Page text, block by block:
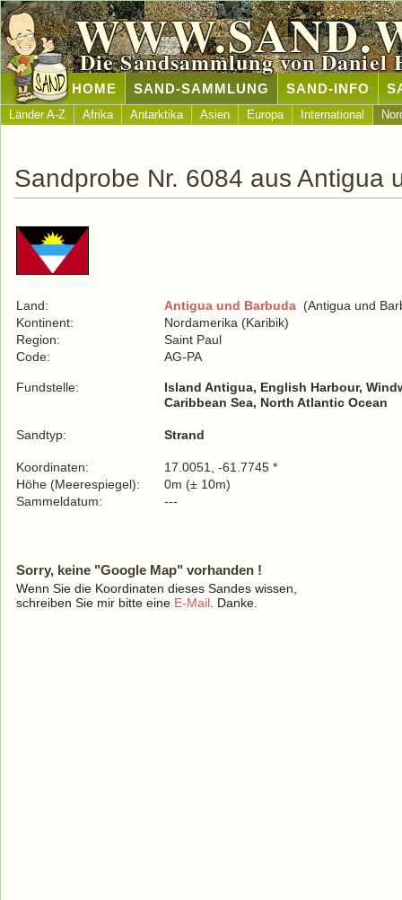
Die Sandsammlung von Daniel
HOME SAND-SAMMLUNG SAND-INFO
Länder A-Z Afrika Antarktika Asien Europa International
Sandprobe Nr. 6084 aus Antigua
Land: Antigua und Barbuda (Antigua und
Kontinent:
Nordamerika (Karibik)
Region:
Saint Paul
Code:
AG-PA
Fundstelle:
Island Antigua, English Harbour,
Caribbean Sea, North Atlantic Ocean
Sandtyp: Strand
Koordinaten:
17.0051, -61.7745 *
Höhe (Meerespiegel):
0m (± 10m)
Sammeldatum:
---
Sorry, keine "Google Map" vorhanden !
Wenn Sie die Koordinaten dieses Sandes wissen,
schreiben Sie mir bitte eine E-Mail . Danke.